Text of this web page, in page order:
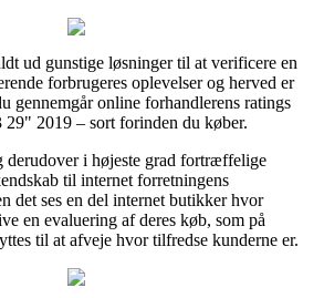
ud gunstige løsninger til at verificere en
forbrugeres oplevelser og herved er
gennemgår online forhandlerens ratings
29" 2019 – sort forinden du køber.
derudover i højeste grad fortræffelige
til internet forretningens
det ses en del internet butikker hvor
en evaluering af deres køb, som på
til at afveje hvor tilfredse kunderne er.